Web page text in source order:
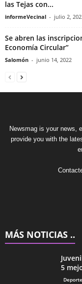
las Tejas con...
informeVecinal - julio 2,
Se abren las
Economía Circular”
Salomón - junio 14, 2022
Newsmag is your news,
provide you with the
MÁS NOTICIAS ..
5